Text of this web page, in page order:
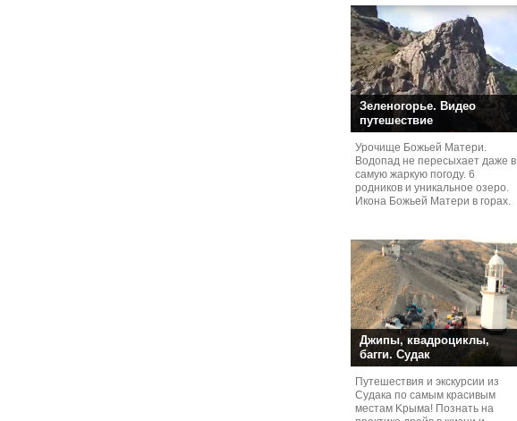
Зеленогорье. Видео
путешествие
Урочище Божьей Матери.
Водопад не пересыхает даже в
самую жаркую погоду. 6
родников и уникальное озеро.
Икона Божьей Матери в горах.
Джипы, квадроциклы,
багги. Судак
Путешествия и экскурcии из
Судaка по самым красивым
местам Kрыма! Познать на